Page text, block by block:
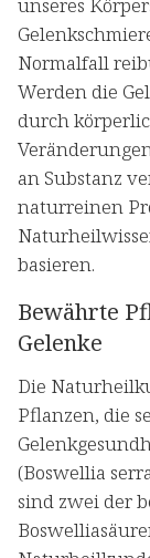
unseres
Normalfall
Werden die
durch
an Substanz
naturreinen
basieren.
Bewährte
Gelenke
Die
Pflanzen, die
(Boswellia
sind zwei der